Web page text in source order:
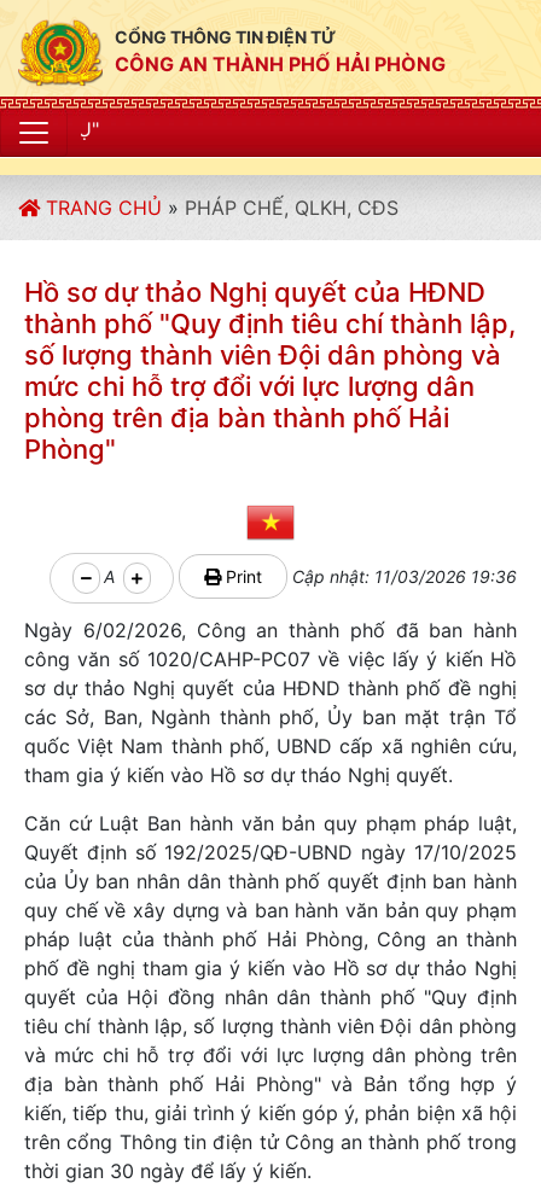
CỔNG THÔNG TIN ĐIỆN TỬ
CÔNG AN THÀNH PHỐ HẢI PHÒNG
TRANG CHỦ » PHÁP CHẾ, QLKH, CĐS
Hồ sơ dự thảo Nghị quyết của HĐND
thành phố "Quy định tiêu chí thành lập,
số lượng thành viên Đội dân phòng và
mức chi hỗ trợ đổi với lực lượng dân
phòng trên địa bàn thành phố Hải
Phòng"
A Print Cập nhật: 11/03/2026 19:36
Ngày 6/02/2026, Công an thành phố đã ban hành
công văn số 1020/CAHP-PC07 về việc lấy ý kiến Hồ
sơ dự thảo Nghị quyết của HĐND thành phố đề nghị
các Sở, Ban, Ngành thành phố, Ủy ban mặt trận Tổ
quốc Việt Nam thành phố, UBND cấp xã nghiên cứu,
tham gia ý kiến vào Hồ sơ dự tháo Nghị quyết.
Căn cứ Luật Ban hành văn bản quy phạm pháp luật,
Quyết định số 192/2025/QĐ-UBND ngày 17/10/2025
của Ủy ban nhân dân thành phố quyết định ban hành
quy chế về xây dựng và ban hành văn bản quy phạm
pháp luật của thành phố Hải Phòng, Công an thành
phố đề nghị tham gia ý kiến vào Hồ sơ dự thảo Nghị
quyết của Hội đồng nhân dân thành phố "Quy định
tiêu chí thành lập, số lượng thành viên Đội dân phòng
và mức chi hỗ trợ đổi với lực lượng dân phòng trên
địa bàn thành phố Hải Phòng" và Bản tổng hợp ý
kiến, tiếp thu, giải trình ý kiến góp ý, phản biện xã hội
trên cổng Thông tin điện tử Công an thành phố trong
thời gian 30 ngày để lấy ý kiến.